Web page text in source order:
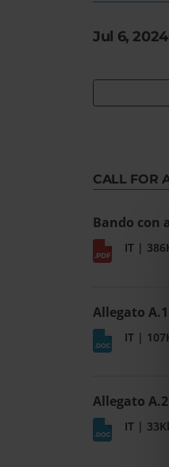
Jul 6,
CALL FOR
Bando con
IT |
Allegato
IT |
Allegato
IT |